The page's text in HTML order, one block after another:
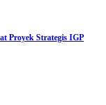
Proyek Strategis IGP